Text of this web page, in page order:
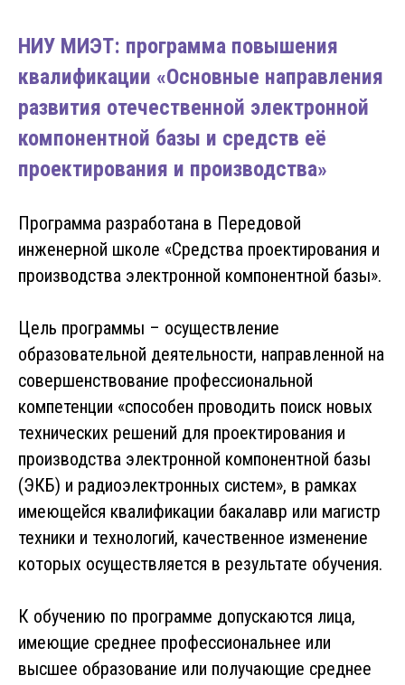
НИУ МИЭТ: программа повышения
квалификации «Основные направления
развития отечественной электронной
компонентной базы и средств её
проектирования и производства»
Программа разработана в Передовой
инженерной школе «Средства проектирования и
производства электронной компонентной базы».
Цель программы – осуществление
образовательной деятельности, направленной на
совершенствование профессиональной
компетенции «способен проводить поиск новых
технических решений для проектирования и
производства электронной компонентной базы
(ЭКБ) и радиоэлектронных систем», в рамках
имеющейся квалификации бакалавр или магистр
техники и технологий, качественное изменение
которых осуществляется в результате обучения.
К обучению по программе допускаются лица,
имеющие среднее профессиональнее или
высшее образование или получающие среднее